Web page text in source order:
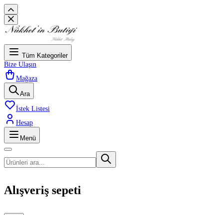
Tüm Kategoriler
Bize Ulaşın
Mağaza
Ara
İstek Listesi
Hesap
Menü
Alışveriş sepeti